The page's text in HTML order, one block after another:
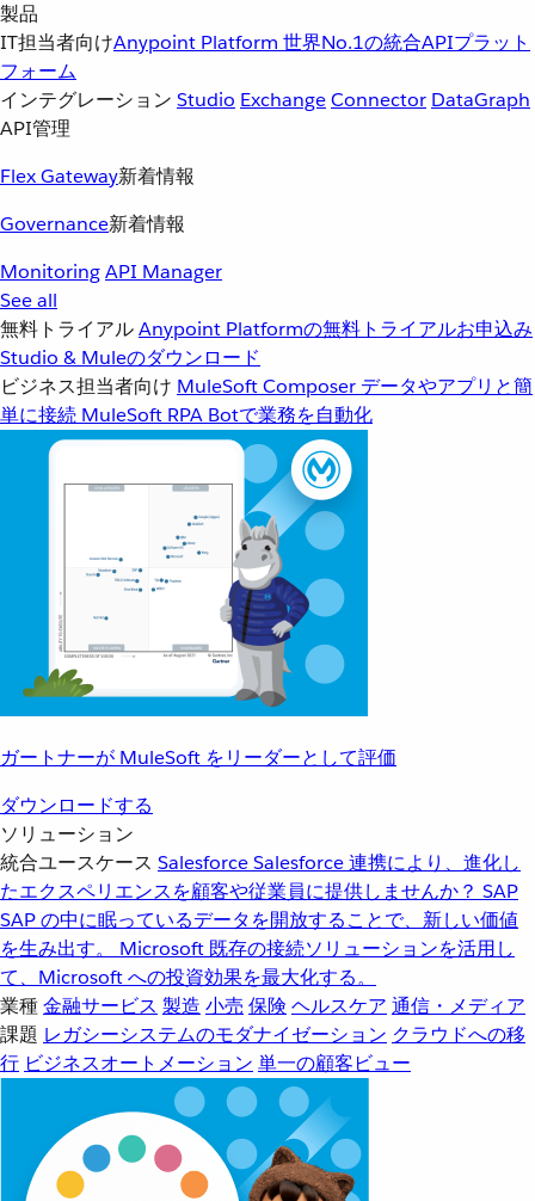
製品
IT担当者向けAnypoint Platform 世界No.1の統合APIプラット
フォーム
インテグレーション Studio ExchangeConnector DataGraph
API管理
Flex Gateway新着情報
Governance新着情報
MonitoringAPI Manager
See all
無料トライアルAnypoint Platformの無料トライアルお申込み
Studio & Muleのダウンロード
ビジネス担当者向け MuleSoft Composer データやアプリと簡
単に接続 MuleSoft RPA Botで業務を自動化
ガートナーが MuleSoft をリーダーとして評価
ダウンロードする
ソリューション
統合ユースケース SalesforceSalesforce 連携により、進化し
たエクスペリエンスを顧客や従業員に提供しませんか？ SAP
SAP の中に眠っているデータを開放することで、新しい価値
を生み出す。
Microsoft 既存の接続ソリューションを活用し
て、Microsoft への投資効果を最大化する。
業種金融サービス 製造 小売 保険 ヘルスケア 通信・メディア
課題 レガシーシステムのモダナイゼーション クラウドへの移
行 ビジネスオートメーション 単一の顧客ビュー